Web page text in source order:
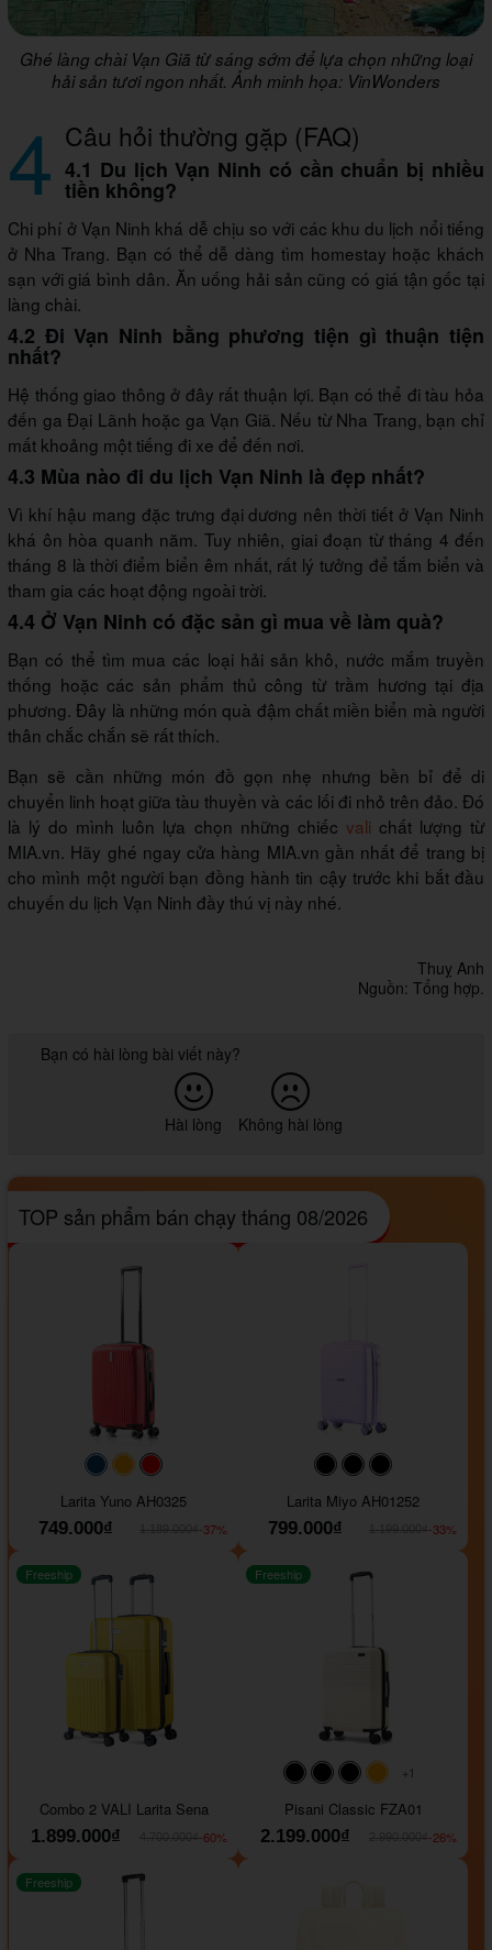
Ghé làng chài Vạn Giã từ sáng sớm để lựa chọn những loại
hải sản tươi ngon nhất. Ảnh minh họa: VinWonders
4 Câu hỏi thường gặp (FAQ)
4.1 Du lịch Vạn Ninh có cần chuẩn bị nhiều
tiền không?
Chi phí ở Vạn Ninh khá dễ chịu so với các khu du lịch nổi tiếng
ở Nha Trang. Bạn có thể dễ dàng tìm homestay hoặc khách
sạn với giá bình dân. Ăn uống hải sản cũng có giá tận gốc tại
làng chài.
4.2 Đi Vạn Ninh bằng phương tiện gì thuận tiện
nhất?
Hệ thống giao thông ở đây rất thuận lợi. Bạn có thể đi tàu hỏa
đến ga Đại Lãnh hoặc ga Vạn Giã. Nếu từ Nha Trang, bạn chỉ
mất khoảng một tiếng đi xe để đến nơi.
4.3 Mùa nào đi du lịch Vạn Ninh là đẹp nhất?
Vì khí hậu mang đặc trưng đại dương nên thời tiết ở Vạn Ninh
khá ôn hòa quanh năm. Tuy nhiên, giai đoạn từ tháng 4 đến
tháng 8 là thời điểm biển êm nhất, rất lý tưởng để tắm biển và
tham gia các hoạt động ngoài trời.
4.4 Ở Vạn Ninh có đặc sản gì mua về làm quà?
Bạn có thể tìm mua các loại hải sản khô, nước mắm truyền
thống hoặc các sản phẩm thủ công từ trầm hương tại địa
phương. Đây là những món quà đậm chất miền biển mà người
thân chắc chắn sẽ rất thích.
Bạn sẽ cần những món đồ gọn nhẹ nhưng bền bỉ để di
chuyển linh hoạt giữa tàu thuyền và các lối đi nhỏ trên đảo. Đó
là lý do mình luôn lựa chọn những chiếc vali chất lượng từ
MIA.vn. Hãy ghé ngay cửa hàng MIA.vn gần nhất để trang bị
cho mình một người bạn đồng hành tin cậy trước khi bắt đầu
chuyến du lịch Vạn Ninh đầy thú vị này nhé.
Thuỵ Anh
Nguồn: Tổng hợp.
Bạn có hài lòng bài viết này?
Hài lòng Không hài lòng
TOP sản phẩm bán chạy tháng 08/2026
#093f69#ffa500
Larita Yuno AH0325
749.000₫
-37%
#000000#000000
Larita Miyo AH01252
799.000₫
-33%
Freeship
Combo 2 VALI Larita Sena
1.899.000₫
-60%
#000000#000000
#000000
#ffa500
+1
Freeship
Pisani Classic FZA01
2.199.000₫
-26%
Freeship